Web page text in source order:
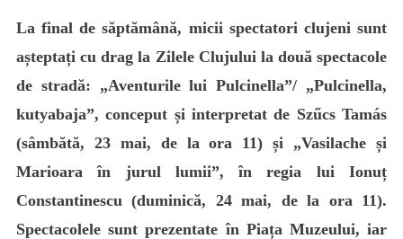
stradă
Teatrul
de
„Puck”
La final de săptămână, micii spectatori clujeni sunt
așteptați cu drag la Zilele Clujului la două spectacole
de stradă: „Aventurile lui Pulcinella”/ „Pulcinella,
kutyabaja”, conceput și interpretat de Szűcs Tamás
(sâmbătă, 23 mai, de la ora 11) și „Vasilache și
Marioara în jurul lumii”, în regia lui Ionuț
Constantinescu (duminică, 24 mai, de la ora 11).
Spectacolele sunt prezentate în Piața Muzeului, iar